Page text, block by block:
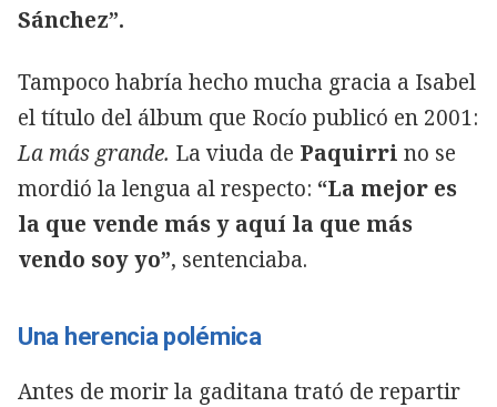
Sánchez”.
Tampoco habría hecho mucha gracia a Isabel
el título del álbum que Rocío publicó en 2001:
La más grande. La viuda de Paquirri no se
mordió la lengua al respecto: “La mejor es
la que vende más y aquí la que más
vendo soy yo”, sentenciaba.
Una herencia polémica
Antes de morir la gaditana trató de repartir